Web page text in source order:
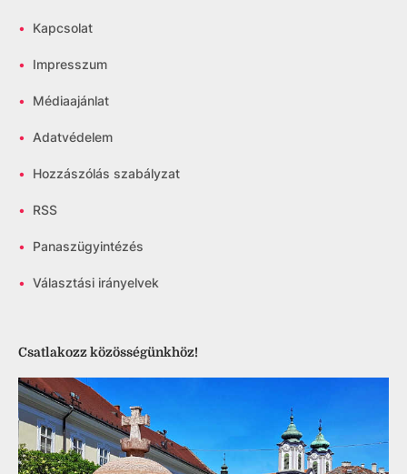
• Kapcsolat
• Impresszum
• Médiaajánlat
• Adatvédelem
• Hozzászólás szabályzat
• RSS
• Panaszügyintézés
• Választási irányelvek
Csatlakozz közösségünkhöz!